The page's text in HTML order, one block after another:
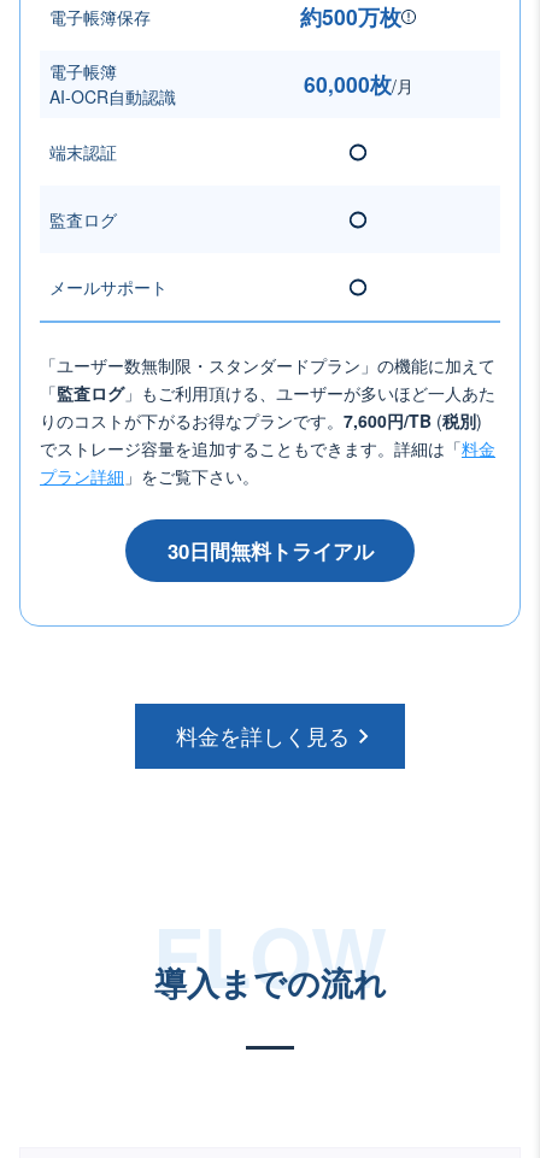
電子帳簿保存 約500万枚
電子帳簿
AI-OCR自動認識
60,000枚/月
端末認証 ◯
監査ログ ◯
メールサポート ◯
「ユーザー数無制限・スタンダードプラン」の機能に加えて
「監査ログ」もご利用頂ける、ユーザーが多いほど一人あた
りのコストが下がるお得なプランです。 7,600円/TB (税別)
でストレージ容量を追加することもできます。詳細は「料金
プラン詳細 」をご覧下さい。
30日間無料トライアル
料金を詳しく見る
導入までの流れ